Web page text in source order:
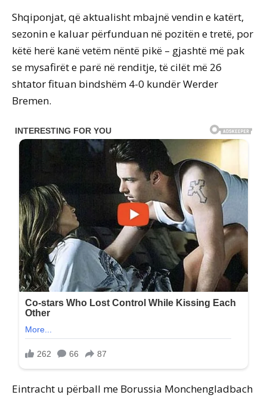
Shqiponjat, që aktualisht mbajnë vendin e katërt,
sezonin e kaluar përfunduan në pozitën e tretë, por
këtë herë kanë vetëm nëntë pikë – gjashtë më pak
se mysafirët e parë në renditje, të cilët më 26
shtator fituan bindshëm 4-0 kundër Werder
Bremen.
Eintracht u përball me Borussia Monchengladbach